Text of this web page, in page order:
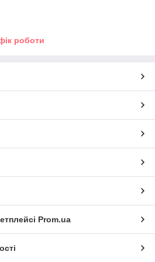
роботи
Prom.ua